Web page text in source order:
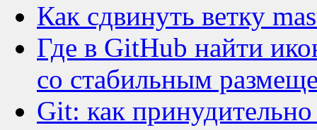
Как сдвинуть ветку
Где в GitHub найти
со стабильным
Git: как принудительно